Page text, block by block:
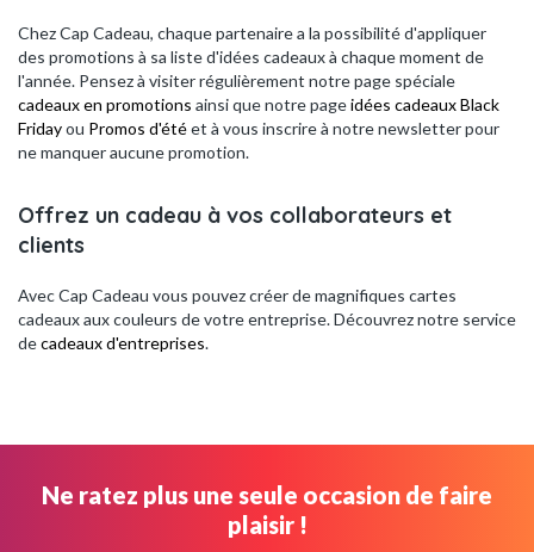
Chez Cap Cadeau, chaque partenaire a la possibilité d'appliquer
des promotions à sa liste d'idées cadeaux à chaque moment de
l'année. Pensez à visiter régulièrement notre page spéciale
cadeaux en promotions ainsi que notre pageidées cadeaux Black
Fridayou Promos d'étéet à vous inscrire à notre newsletter pour
ne manquer aucune promotion.
Offrez un cadeau à vos collaborateurs et
clients
Avec Cap Cadeau vous pouvez créer de magnifiques cartes
cadeaux aux couleurs de votre entreprise. Découvrez notre service
decadeaux d'entreprises.
Ne ratez plus une seule occasion de faire
plaisir !